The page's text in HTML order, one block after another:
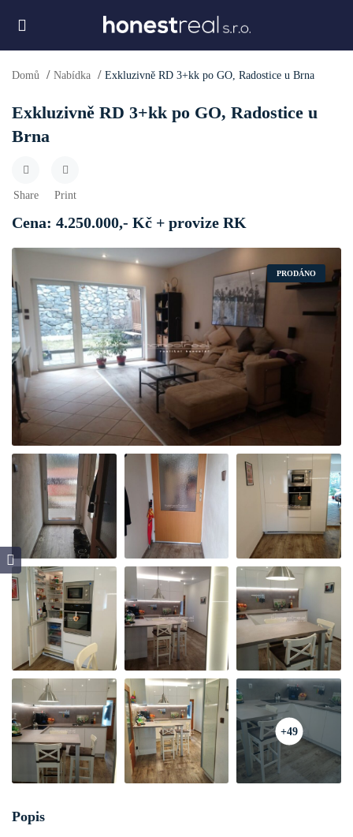
Domů Nabídka Exkluzivně RD 3+kk po GO, Radostice u Brna
Exkluzivně RD 3+kk po GO, Radostice u
Brna
Share Print
Cena: 4.250.000,- Kč + provize RK
PRODÁNO
+49
Popis